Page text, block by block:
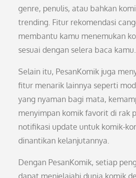
genre, penulis, atau bahkan
trending. Fitur rekomendasi
membantu kamu menemukan
sesuai dengan selera baca kamu.
Selain itu, PesanKomik juga
fitur menarik lainnya seperti
yang nyaman bagi mata,
menyimpan komik favorit di rak
notifikasi update untuk komik-
dinantikan kelanjutannya.
Dengan PesanKomik, setiap
dapat menjelajahi dunia komik